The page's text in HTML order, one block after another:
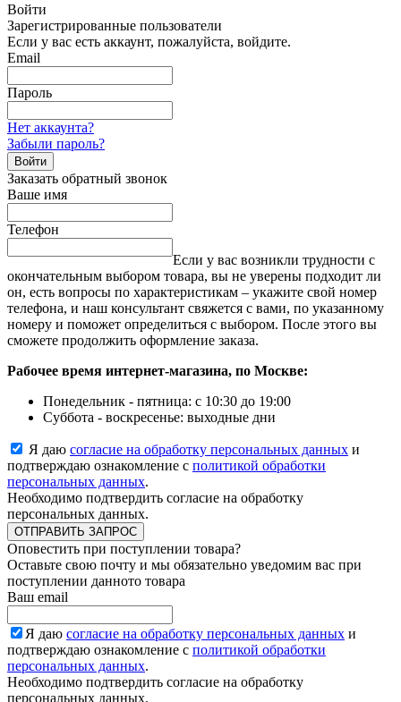
Войти
Зарегистрированные пользователи
Если у вас есть аккаунт, пожалуйста, войдите.
Email
Пароль
Нет аккаунта?
Забыли пароль?
Войти
Заказать обратный звонок
Ваше имя
Телефон
Если у вас возникли трудности с
окончательным выбором товара, вы не уверены подходит ли
он, есть вопросы по характеристикам – укажите свой номер
телефона, и наш консультант свяжется с вами, по указанному
номеру и поможет определиться с выбором. После этого вы
сможете продолжить оформление заказа.
Рабочее время интернет-магазина, по Москве:
Понедельник - пятница: с 10:30 до 19:00
Суббота - воскресенье: выходные дни
Я даю согласие на обработку персональных данных и
подтверждаю ознакомление с политикой обработки
персональных данных.
Необходимо подтвердить согласие на обработку
персональных данных.
ОТПРАВИТЬ ЗАПРОС
Оповестить при поступлении товара?
Оставьте свою почту и мы обязательно уведомим вас при
поступлении данното товара
Ваш email
Я даю согласие на обработку персональных данных и
подтверждаю ознакомление с политикой обработки
персональных данных.
Необходимо подтвердить согласие на обработку
персональных данных.